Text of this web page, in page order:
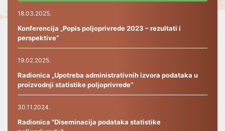
18.03.2025.
Konferencija „Popis poljoprivrede 2023 – rezultati i
perspektive“
19.02.2025.
Radionica „Upotreba administrativnih izvora podataka u
proizvodnji statistike poljoprivrede”
30.11.2024.
Radionica "Diseminacija podataka statistike